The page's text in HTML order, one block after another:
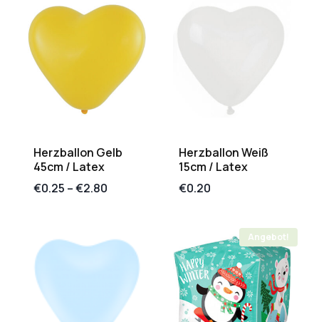
Herzballon Gelb
45cm / Latex
€0.25 –€2.80
Herzballon Weiß
15cm / Latex
€0.20
Angebot!